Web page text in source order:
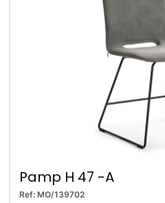
Pamp H 47 -A
Ref: MO/139702